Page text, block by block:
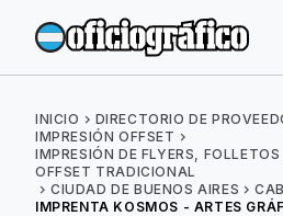
INICIO chevron_right DIRECTORIO DE
IMPRESIÓN OFFSET chevron_right
IMPRESIÓN DE FLYERS,
OFFSET TRADICIONAL
chevron_right CIUDAD DE BUENOS AIRES chevron_right
IMPRENTA KOSMOS - ARTES